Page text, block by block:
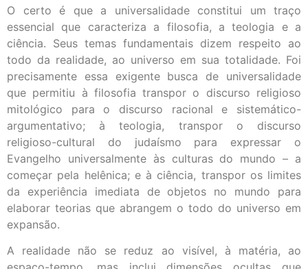
O certo é que a universalidade constitui um traço
essencial que caracteriza a filosofia, a teologia e a
ciência. Seus temas fundamentais dizem respeito ao
todo da realidade, ao universo em sua totalidade. Foi
precisamente essa exigente busca de universalidade
que permitiu à filosofia transpor o discurso religioso
mitológico para o discurso racional e sistemático-
argumentativo; à teologia, transpor o discurso
religioso-cultural do judaísmo para expressar o
Evangelho universalmente às culturas do mundo – a
começar pela helênica; e à ciência, transpor os limites
da experiência imediata de objetos no mundo para
elaborar teorias que abrangem o todo do universo em
expansão.
A realidade não se reduz ao visível, à matéria, ao